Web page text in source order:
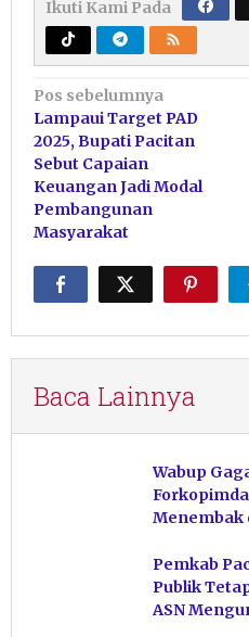
Ikuti Kami Pada
Navigasi
pos
Pos sebelumnya
Lampaui Target PAD
2025, Bupati Pacitan
Sebut Capaian
Keuangan Jadi Modal
Pembangunan
Masyarakat
Baca Lainnya
Wabup
Menembak
Pemkab
Publik
ASN